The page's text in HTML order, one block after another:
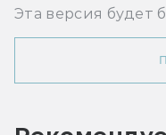
Эта версия будет